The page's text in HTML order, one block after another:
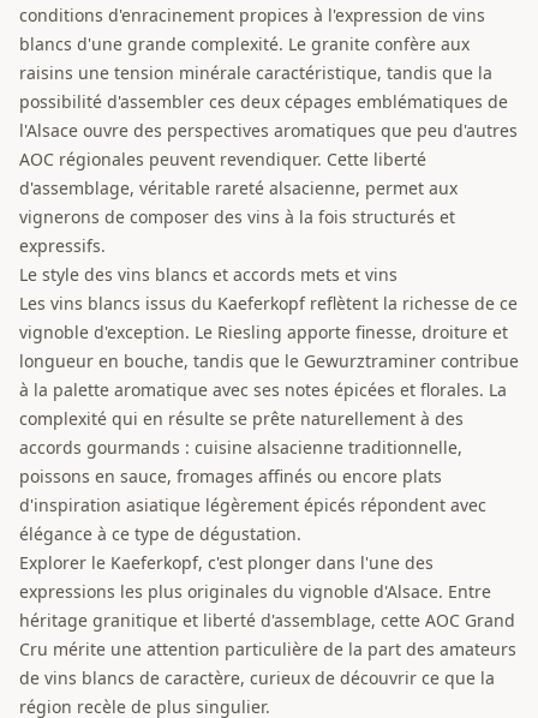
conditions d'enracinement propices à l'expression de vins
blancs d'une grande complexité. Le granite confère aux
raisins une tension minérale caractéristique, tandis que la
possibilité d'assembler ces deux cépages emblématiques de
l'Alsace ouvre des perspectives aromatiques que peu d'autres
AOC régionales peuvent revendiquer. Cette liberté
d'assemblage, véritable rareté alsacienne, permet aux
vignerons de composer des vins à la fois structurés et
expressifs.
Le style des vins blancs et accords mets et vins
Les vins blancs issus du Kaeferkopf reflètent la richesse de ce
vignoble d'exception. Le Riesling apporte finesse, droiture et
longueur en bouche, tandis que le Gewurztraminer contribue
à la palette aromatique avec ses notes épicées et florales. La
complexité qui en résulte se prête naturellement à des
accords gourmands : cuisine alsacienne traditionnelle,
poissons en sauce, fromages affinés ou encore plats
d'inspiration asiatique légèrement épicés répondent avec
élégance à ce type de dégustation.
Explorer le Kaeferkopf, c'est plonger dans l'une des
expressions les plus originales du vignoble d'Alsace. Entre
héritage granitique et liberté d'assemblage, cette AOC Grand
Cru mérite une attention particulière de la part des amateurs
de vins blancs de caractère, curieux de découvrir ce que la
région recèle de plus singulier.